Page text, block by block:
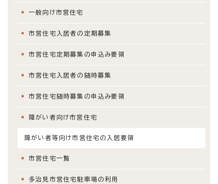
一般向け市営住宅
市営住宅入居者の定期募集
市営住宅定期募集の申込み要領
市営住宅入居者の随時募集
市営住宅随時募集の申込み要領
障がい者向け市営住宅
障がい者等向け市営住宅の入居要領
市営住宅一覧
多治見市営住宅駐車場の利用